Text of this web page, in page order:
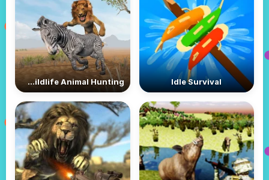
Idle Survival
Lion King Simulator: Wildlife Animal Hunting